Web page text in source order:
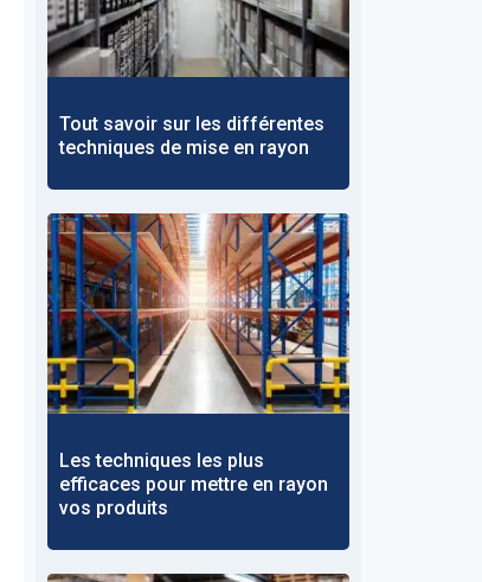
Tout savoir sur les différentes
techniques de mise en rayon
Les techniques les plus
efficaces pour mettre en rayon
vos produits